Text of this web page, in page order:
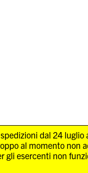
dal 24
al momento non
gli esercenti non